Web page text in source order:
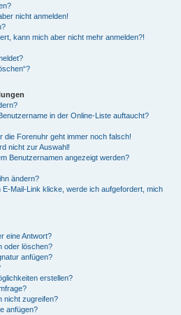
nicht anmelden!
kann mich aber nicht mehr anmelden?!
in der Online-Liste auftaucht?
die Forenuhr geht immer noch falsch!
nicht zur Auswahl!
Benutzernamen angezeigt werden?
ändern?
Mail-Link klicke, werde ich aufgefordert, mich
eine Antwort?
oder löschen?
anfügen?
erstellen?
nicht zugreifen?
anfügen?